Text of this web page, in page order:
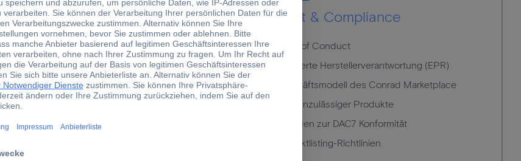
Marketing & Werbung
- Werbung auf der Plattform
Recht & Compliance
- Code of Conduct
- Erweiterte Herstellerverantwortung (EPR)
- Geschäftsmodell des Conrad Marketplace
- Liste unzulässiger Produkte
- Leitfaden zur DAC7 Konformität
- Produktlisting-Richtlinien